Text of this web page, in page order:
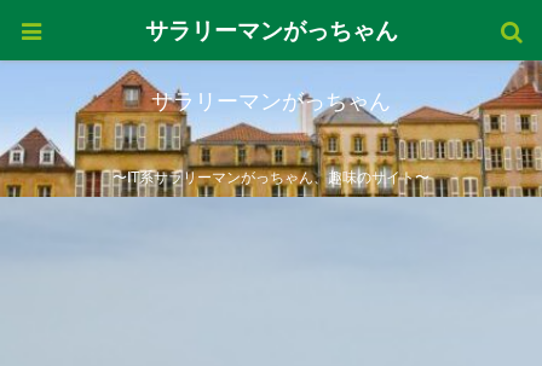
サラリーマンがっちゃん
〜IT系サラリーマンがっちゃん、趣味のサイト〜
サラリーマンがっちゃん